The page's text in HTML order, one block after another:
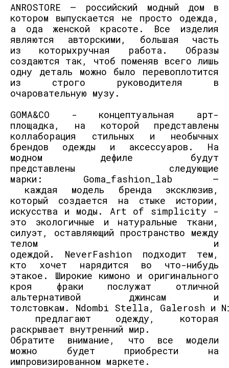
ANROSTORE – российский модный дом в
котором выпускается не просто одежда ,
а
ода женской красоте.
Все изделия
являются авторскими, большая часть
из которыхручная работа. Образы
создаются так, чтоб поменяв всего лишь
одну деталь можно было перевоплотится
из строго руководителя в
очаровательную музу.
GOMA&CO - концептуальная арт-
площадка, на которой представлены
коллаборация стильных и необычных
брендов одежды и аксессуаров. На
модном дефиле будут
представлены следующие
марки: Goma fashion lab
–
каждая модель бренда эксклюзив,
который создается на стыке истории,
искусства и моды. Art of simplicity
-
это экологичные и натуральные ткани ,
силуэт, оставляющий пространство между
телом и
одеждой. NeverFashion подходит тем ,
кто хочет
нарядится во что-нибудь
этакое.
Широкие кимоно и оригинального
кроя фраки послужат отличной
альтернативой джинсам и
толстовкам. Ndombi Stella , Galerosh и
предлагают одежду, которая
раскрывает внутренний мир.
Обратите внимание , что все модели
можно будет приобрести на
импровизированном маркете .